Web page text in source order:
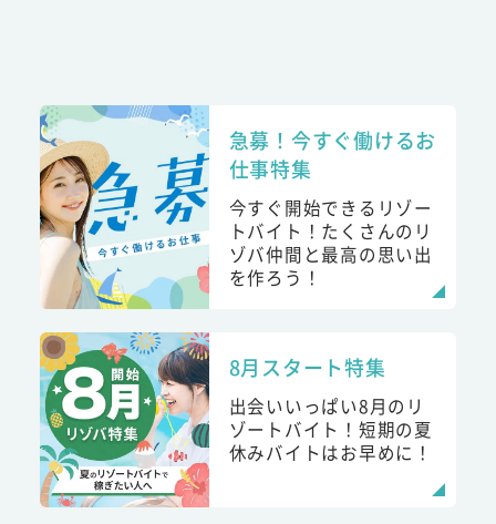
急募！今すぐ働けるお
仕事特集
今すぐ開始できるリゾー
トバイト！たくさんのリ
ゾバ仲間と最高の思い出
を作ろう！
8月スタート特集
出会いいっぱい8月のリ
ゾートバイト！短期の夏
休みバイトはお早めに！